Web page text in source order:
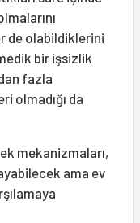
de olabildiklerini
bir işsizlik
fazla
olmadığı da
mekanizmaları,
ama ev